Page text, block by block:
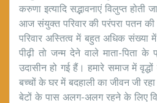
करुणा इत्यादि सद्भावनाएं विलुप्त होती
आज संयुक्त परिवार की परंपरा पतन
परिवार अस्तित्व में बहुत अधिक
पीढ़ी तो जन्म देने वाले माता-पिता के
उदासीन हो गई हैं। हमारे समाज में
बच्चों के घर में बदहाली का जीवन जी
बेटों के पास अलग-अलग रहने के लिए